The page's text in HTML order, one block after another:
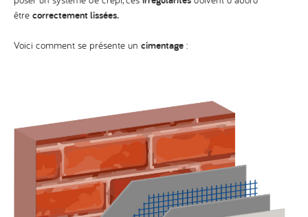
être correctement lissées.
Voici comment se présente un cimentage :